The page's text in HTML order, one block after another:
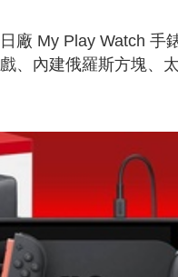
日廠 My Play Watch 手
戲、內建俄羅斯方塊、